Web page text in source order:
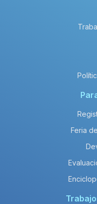
Feria